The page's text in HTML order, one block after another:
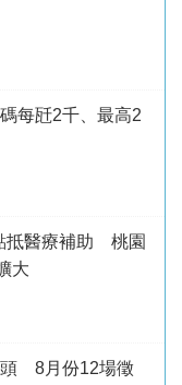
每瓩2千、最高2
抵醫療補助 桃園
大
頭 8月份12場徵